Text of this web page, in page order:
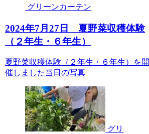
グリーンカーテン
2024年7月27日 夏野菜収穫体験
（２年生・６年生）
夏野菜収穫体験（２年生・６年生）を開
催しました当日の写真
グリ